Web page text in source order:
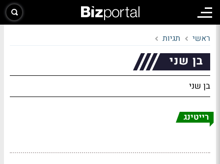
ראשי תגיות
בן שני
בן שני
רייטינג